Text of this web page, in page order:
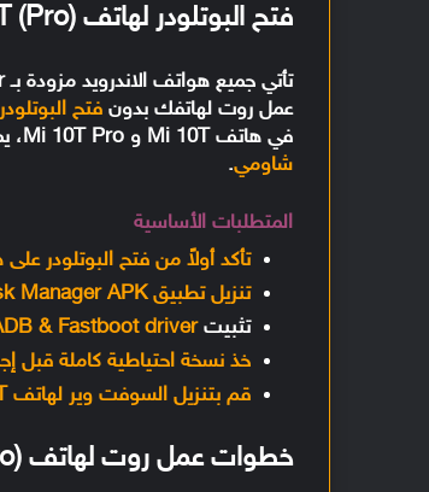
فتح البوتلودر لهاتف (Mi 10T (Pro
عمل روت لهاتفك بدونفتح البوتلودر
في هاتف Mi 10T و Mi 10T Pro، يمكنك الدخول إلى
شاومي.
المتطلبات الأساسية
تأكد أولاً من فتح البوتلودر
تنزيل تطبيق Magisk Manager APK
تثبيت& Fastboot driver
خذ نسخة احتياطية كاملة قبل
قم بتنزيل السوفت وير لهاتف Mi 10T و Mi 10T Pro
خطوات عمل روت لهاتف (Mi 10T (Pro